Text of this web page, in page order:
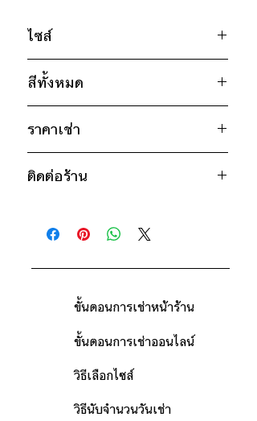
ไซส์
ไซส์ : L
อก 46" / เอว 46" / สะโพก 44" /
ไหล่กว้าง 20" / วงแขน 20" / ยาว
26"
* สินค้าจริงอาจมีขนาดคลาดเคลื่อน 2-3
นิ้ว
สีทั้งหมด
ดำ
ราคาเช่า
คืน)
ติดต่อร้านเพื่อสอบถามราคา
ติดต่อร้าน
ดูแผนที่ร้าน
ขั้นตอนการเช่าหน้าร้าน
ขั้นตอนการเช่าออนไลน์
วิธีเลือกไซส์
วิธีนับจำนวนวันเช่า